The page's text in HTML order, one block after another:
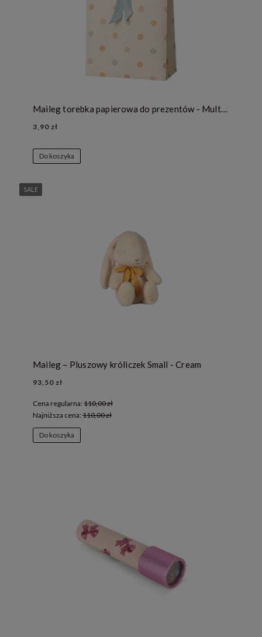
Maileg torebka papierowa do prezentów - Multi dots
3,90 zł
Do koszyka
Maileg – Pluszowy króliczek Small - Cream
93,50 zł
Cena regularna: 110,00 zł
Najniższa cena: 110,00 zł
Do koszyka
SALE